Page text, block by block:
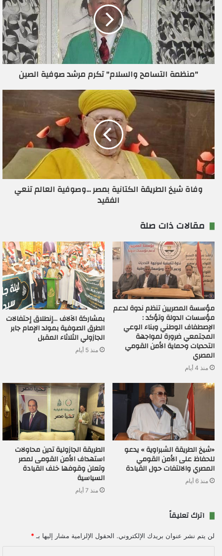
ا
ل
إ
ل
ك
ت
ن
ي
"منظمة التسامح والسلام" تكرم مرشد صوفية الصين
وفاة شيخ الطريقة الكتانية بمصر ...وصوفية العالم تنعي
الفقيد
مقالات ذات صلة
مؤسسة المصريين تنظم ندوة لدعم
مؤسسات الدولة وتؤكد :
الإصطفاف الوطني وبناء الوعي
المجتمعي ضرورة لمواجهة
التحديات وحماية الأمن القومي
المصري
منذ 4 أيام
بمشاركة الآلاف …إنطلاق إحتفالات
الطرق الصوفية بمولد الإمام جابر
الجازولي الثلاثاء المقبل
منذ 5 أيام
«شيخ الطريقة الشبراوية » يدعو
للحفاظ على الأمن القومي
المصري والالتفات حول القيادة
منذ 6 أيام
الطريقة الجازولية تدين محاولات
استهداف الأمن القومى لمصر
وتعلن وقوفها خلف القيادة
السياسية
منذ 7 أيام
اترك تعليقاً
لن يتم نشر عنوان بريدك الإلكتروني. الحقول الإلزامية مشار إليها بـ *